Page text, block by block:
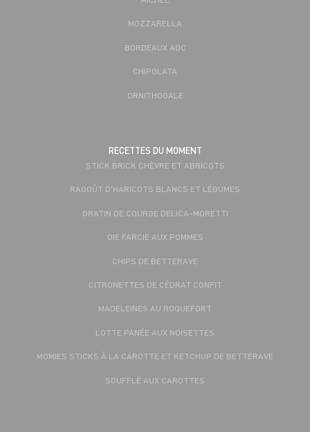
MOZZARELLA
BORDEAUX AOC
CHIPOLATA
ORNITHOGALE
RECETTES DU MOMENT
STICK BRICK CHÈVRE ET ABRICOTS
RAGOÛT D'HARICOTS BLANCS ET LÉGUMES
GRATIN DE COURGE DELICA-MORETTI
OIE FARCIE AUX POMMES
CHIPS DE BETTERAVE
CITRONETTES DE CÉDRAT CONFIT
MADELEINES AU ROQUEFORT
LOTTE PANÉE AUX NOISETTES
MOMIES STICKS À LA CAROTTE ET KETCHUP DE BETTERAVE
SOUFFLÉ AUX CAROTTES